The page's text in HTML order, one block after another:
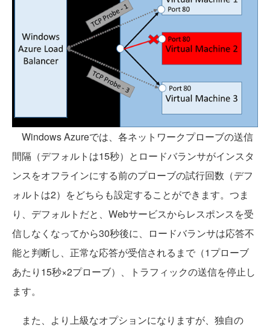
Windows Azureでは、各ネットワークプローブの送信
間隔（デフォルトは15秒）とロードバランサがインスタ
ンスをオフラインにする前のプローブの試行回数（デフ
ォルトは2）をどちらも設定することができます。つま
り、デフォルトだと、Webサービスからレスポンスを受
信しなくなってから30秒後に、ロードバランサは応答不
能と判断し、正常な応答が受信されるまで（1プローブ
あたり15秒×2プローブ）、トラフィックの送信を停止し
ます。
また、より上級なオプションになりますが、独自の